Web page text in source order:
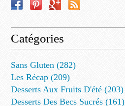
Catégories
Sans Gluten (282)
Les Récap (209)
Desserts Aux Fruits D'été (203)
Desserts Des Becs Sucrés (161)